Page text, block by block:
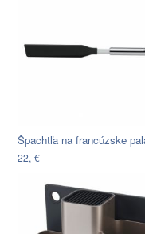
22,-€